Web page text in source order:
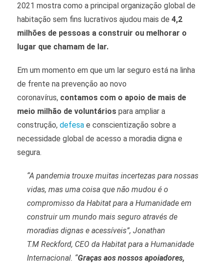
2021 mostra como a principal organização global de
habitação sem fins lucrativos ajudou mais de 4,2
milhões de pessoas a construir ou melhorar o
lugar que chamam de lar.
Em um momento em que um lar seguro está na linha
de frente na prevenção ao novo
coronavírus, contamos com o apoio de mais de
meio milhão de voluntários para ampliar a
construção, defesa e conscientização sobre a
necessidade global de acesso a moradia digna e
segura.
“A pandemia trouxe muitas incertezas para nossas
vidas, mas uma coisa que não mudou é o
compromisso da Habitat para a Humanidade em
construir um mundo mais seguro através de
moradias dignas e acessíveis”, Jonathan
T.M Reckford, CEO da Habitat para a Humanidade
Internacional. “Graças aos nossos apoiadores,